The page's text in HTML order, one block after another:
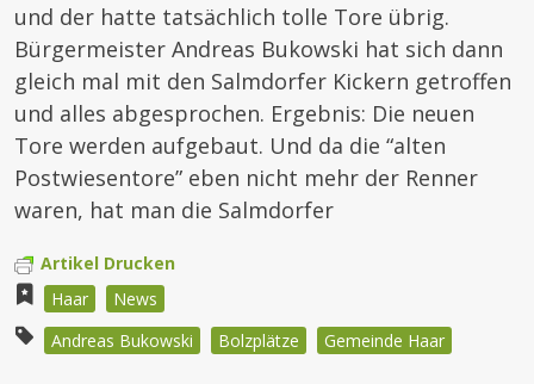
und der hatte tatsächlich tolle Tore übrig.
Bürgermeister Andreas Bukowski hat sich dann
gleich mal mit den Salmdorfer Kickern getroffen
und alles abgesprochen. Ergebnis: Die neuen
Tore werden aufgebaut. Und da die “alten
Postwiesentore” eben nicht mehr der Renner
waren, hat man die Salmdorfer
Artikel Drucken
Haar
News
Andreas Bukowski
Bolzplätze Gemeinde Haar